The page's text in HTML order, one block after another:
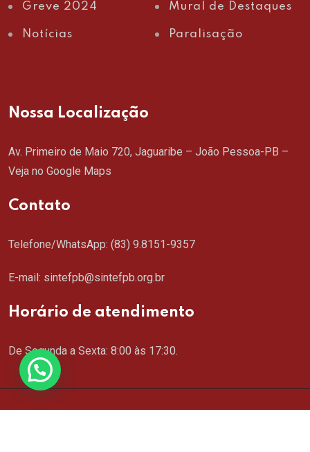
Greve 2024 Mural de Destaques
Notícias Paralisação
Nossa Localização
Av. Primeiro de Maio 720, Jaguaribe – João Pessoa-PB –
Veja no Google Maps
Contato
Telefone/WhatsApp: (83) 9.8151-9357
E-mail: sintefpb@sintefpb.org.br
Horário de atendimento
De Segunda a Sexta: 8:00 às 17:30.